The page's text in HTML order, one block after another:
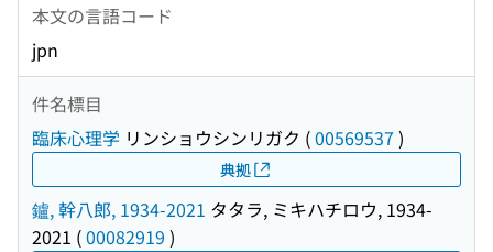
本文の言語コード
jpn
件名標目
臨床心理学 リンショウシンリガク (00569537 )
典拠
鑪, 幹八郎, 1934-2021 タタラ, ミキハチロウ, 1934-
2021 (00082919 )